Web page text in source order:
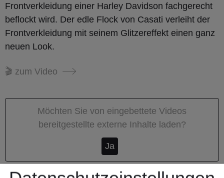
Frontverkleidung einer Harley Davidson fachgerecht
beflockt wird. Der edle Flock von Casati verleiht der
Frontverkleidung mit seinem Glitzereffekt einen ganz
neuen Look.
🎬 zum Video
Möchten Sie von eingebettete Videos
bereitgestellte externe Inhalte laden?
Ja